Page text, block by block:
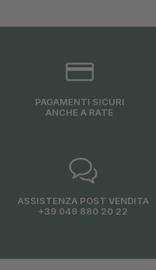
PAGAMENTI SICURI
ANCHE A RATE
ASSISTENZA POST VENDITA
+39 049 880 20 22